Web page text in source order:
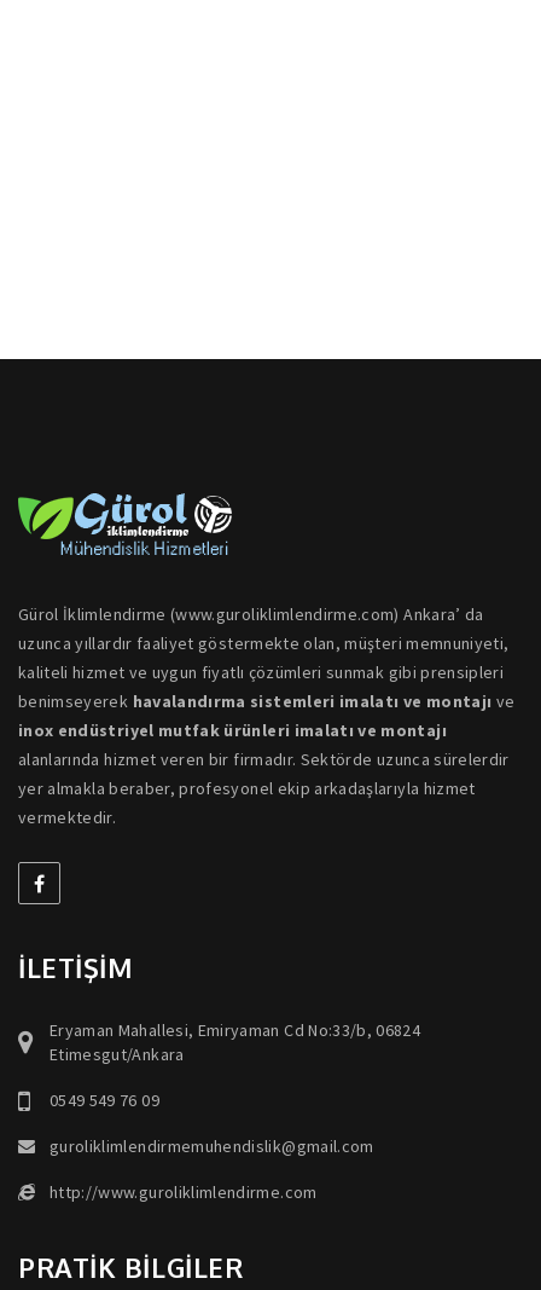
Gürol İklimlendirme (www.guroliklimlendirme.com) Ankara’ da
uzunca yıllardır faaliyet göstermekte olan, müşteri memnuniyeti,
kaliteli hizmet ve uygun fiyatlı çözümleri sunmak gibi prensipleri
benimseyerek havalandırma sistemleri imalatı ve montajı ve
inox endüstriyel mutfak ürünleri imalatı ve montajı
alanlarında hizmet veren bir firmadır. Sektörde uzunca sürelerdir
yer almakla beraber, profesyonel ekip arkadaşlarıyla hizmet
vermektedir.
İLETİŞİM
Eryaman Mahallesi, Emiryaman Cd No:33/b, 06824
Etimesgut/Ankara
0549 549 76 09
guroliklimlendirmemuhendislik@gmail.com
http://www.guroliklimlendirme.com
PRATİK BİLGİLER